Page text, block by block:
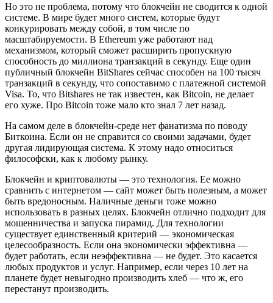
Но это не проблема, потому что блокчейн не сводится к одной
системе. В мире будет много систем, которые будут
конкурировать между собой, в том числе по
масштабируемости. В Ethereum уже работают над
механизмом, который cможет расширить пропускную
способность до миллиона транзакций в секунду. Еще один
публичный блокчейн BitShares сейчас способен на 100 тысяч
транзакций в секунду, что сопоставимо с платежной системой
Visa. То, что Bitshares не так известен, как Bitcoin, не делает
его хуже. Про Bitcoin тоже мало кто знал 7 лет назад.
На самом деле в блокчейн-среде нет фанатизма по поводу
Биткоина. Если он не справится со своими задачами, будет
другая лидирующая система. К этому надо относиться
философски, как к любому рынку.
Блокчейн и криптовалюты — это технология. Ее можно
сравнить с интернетом — cайт может быть полезным, а может
быть вредоносным. Наличные деньги тоже можно
использовать в разных целях. Блокчейн отлично подходит для
мошенничества и запуска пирамид. Для технологии
существует единственный критерий — экономическая
целесообразность. Если она экономически эффективна —
будет работать, если неэффективна — не будет. Это касается
любых продуктов и услуг. Например, если через 10 лет на
планете будет невыгодно производить хлеб — что ж, его
перестанут производить.